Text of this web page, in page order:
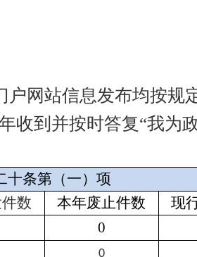
户网站信息发布均按规
到并按时答复“我为
十条第（一）项
数 本年废止件数 现
0
0